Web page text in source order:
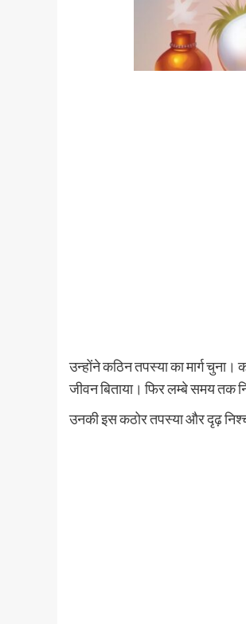
उन्होंने कठिन तपस्या का मार्ग
जीवन बिताया। फिर लम्बे समय तक
उनकी इस कठोर तपस्या और दृढ़